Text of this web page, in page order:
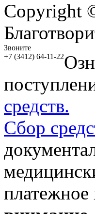
Copyright
Звоните
+7 (3412) 64-11-22
средств.
Сбор
платежное